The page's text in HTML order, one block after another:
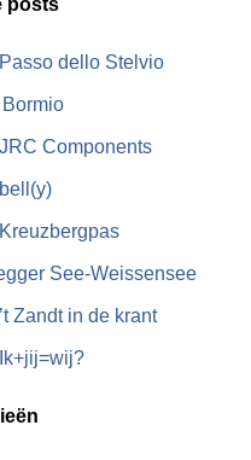
dello Stelvio
Components
See-Weissensee
Zandt in de krant